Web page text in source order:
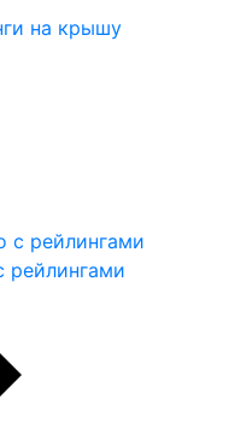
на крышу
рейлингами